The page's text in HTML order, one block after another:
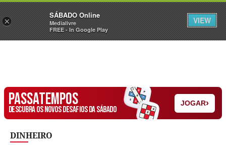
Sábado Assine Iniciar Sessão
PASSATEMPOS
DESCUBRA OS NOVOS DESAFIOS DA SÁBADO
JOGAR›
DINHEIRO
×
SÁBADO Online
Medialivre
FREE - In Google Play
VIEW